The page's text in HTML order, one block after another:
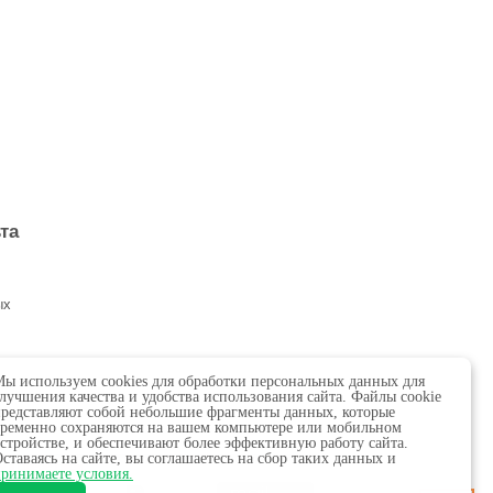
в сфере связи,
используем cookies для обработки персональных данных для
качества и удобства использования сайта. Файлы cookie
собой небольшие фрагменты данных, которые
сохраняются на вашем компьютере или мобильном
и обеспечивают более эффективную работу сайта.
на сайте, вы соглашаетесь на сбор таких данных и
условия.